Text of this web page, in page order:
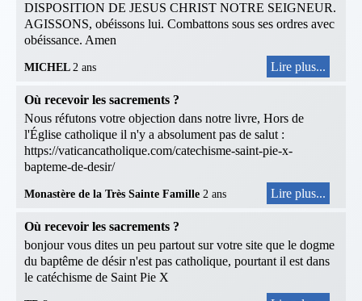
DISPOSITION DE JESUS CHRIST NOTRE SEIGNEUR.
AGISSONS, obéissons lui. Combattons sous ses ordres avec
obéissance. Amen
MICHEL 2 ans Lire plus...
Où recevoir les sacrements ?
Nous réfutons votre objection dans notre livre, Hors de
l'Église catholique il n'y a absolument pas de salut :
https://vaticancatholique.com/catechisme-saint-pie-x-
bapteme-de-desir/
Monastère de la Très Sainte Famille 2 ans Lire plus...
Où recevoir les sacrements ?
bonjour vous dites un peu partout sur votre site que le dogme
du baptême de désir n'est pas catholique, pourtant il est dans
le catéchisme de Saint Pie X